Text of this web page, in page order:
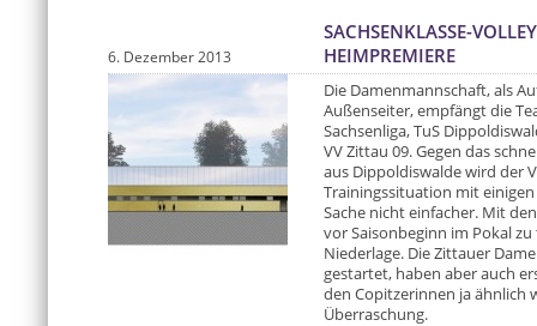
SACHSENKLASSE-
HEIMPREMIERE
6. Dezember 2013
Die Damenmannschaft, als
Außenseiter, empfängt die
Sachsenliga, TuS
VV Zittau 09. Gegen das
aus Dippoldiswalde wird der
Trainingssituation mit
Sache nicht einfacher. Mit
vor Saisonbeginn im Pokal
Niederlage. Die Zittauer
gestartet, haben aber auch
den Copitzerinnen ja ähnlich
Überraschung.